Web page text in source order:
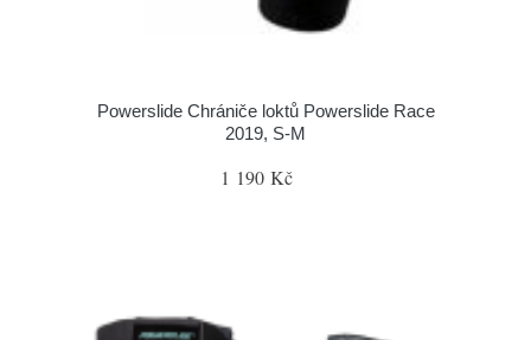
Powerslide Chrániče loktů Powerslide Race
2019, S-M
1 190 Kč